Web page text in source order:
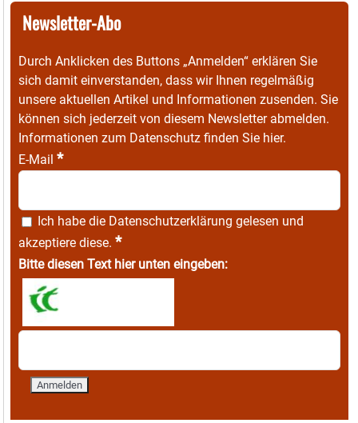
Newsletter-Abo
Durch Anklicken des Buttons „Anmelden“ erklären Sie
sich damit einverstanden, dass wir Ihnen regelmäßig
unsere aktuellen Artikel und Informationen zusenden. Sie
können sich jederzeit von diesem Newsletter abmelden.
Informationen zum Datenschutz finden Sie hier.
E-Mail *
Ich habe die Datenschutzerklärung gelesen und
akzeptiere diese. *
Bitte diesen Text hier unten eingeben: